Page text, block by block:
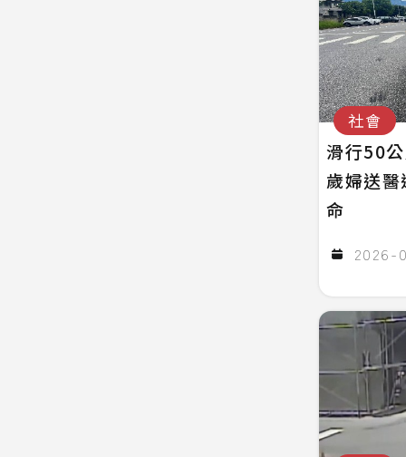
社會
滑行50
歲婦送
命
2026-